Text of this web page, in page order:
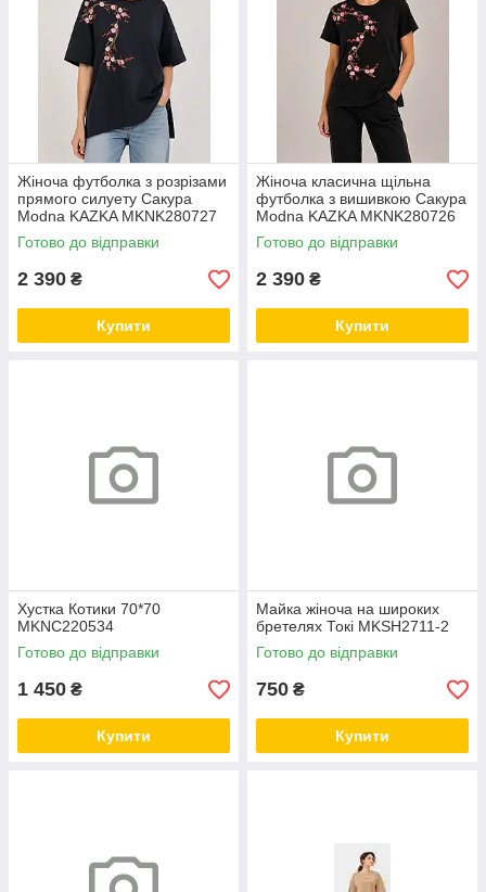
Жіноча футболка з розрізами
прямого силуету Сакура
Modna KAZKA MKNK280727
Готово до відправки
2 390 ₴
Купити
Жіноча класична щільна
футболка з вишивкою Сакура
Modna KAZKA MKNK280726
Готово до відправки
2 390 ₴
Купити
Хустка Котики 70*70
MKNC220534
Готово до відправки
1 450 ₴
Купити
Майка жіноча на широких
бретелях Токі MKSH2711-2
Готово до відправки
750 ₴
Купити